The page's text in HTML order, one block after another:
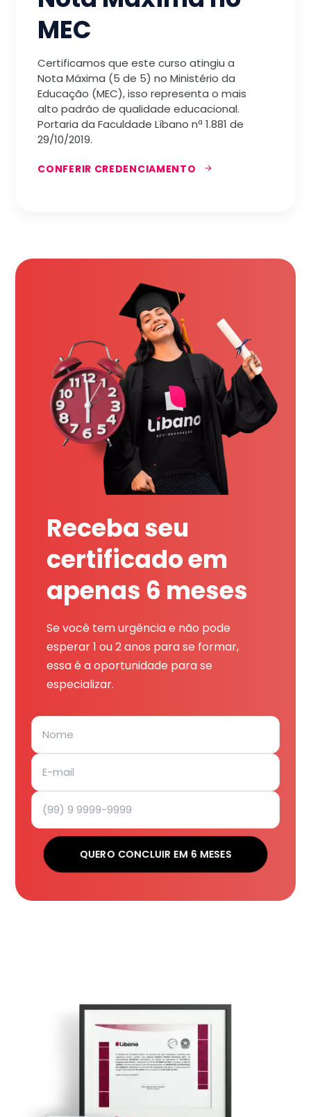
MEC
Certificamos que este curso atingiu a
Nota Máxima (5 de 5) no Ministério da
Educação (MEC), isso representa o mais
alto padrão de qualidade educacional.
Portaria da Faculdade Líbano nª 1.881 de
29/10/2019.
CONFERIR CREDENCIAMENTO
Receba seu
certificado em
apenas 6 meses
Se você tem urgência e não pode
esperar 1 ou 2 anos para se formar,
essa é a oportunidade para se
especializar.
QUERO CONCLUIR EM 6 MESES